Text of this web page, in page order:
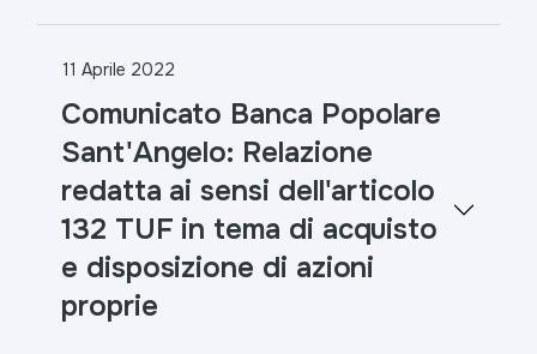
11 Aprile 2022
Comunicato Banca Popolare
Sant'Angelo: Relazione
redatta ai sensi dell'articolo
132 TUF in tema di acquisto
e disposizione di azioni
proprie